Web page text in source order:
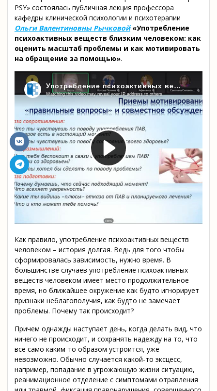
PSY» состоялась публичная лекция профессора
кафедры клинической психологии и психотерапии
Ольги Валентиновны Рычковой «Употребление
психоактивных веществ близким человеком: как
оценить масштаб проблемы и как мотивировать
на обращение за помощью».
Как правило, употребление психоактивных веществ
человеком – история долгая. Ведь для того чтобы
сформировалась зависимость, нужно время. В
большинстве случаев употребление психоактивных
веществ человеком имеет место продолжительное
время, но ближайшее окружение как будто игнорирует
признаки неблагополучия, как будто не замечает
проблемы. Почему так происходит?
Причем однажды наступает день, когда делать вид, что
ничего не происходит, и сохранять надежду на то, что
все само каким-то образом устроится, уже
невозможно. Обычно случается какой-то эксцесс,
например, попадание в угрожающую жизни ситуацию,
реанимационное отделение с симптомами отравления